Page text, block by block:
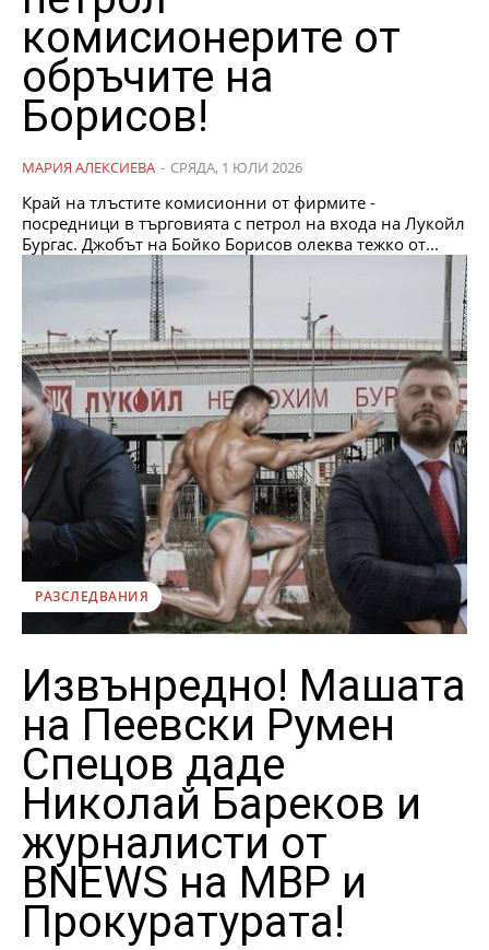
комисионерите от
обръчите на
Борисов!
МАРИЯ АЛЕКСИЕВА - СРЯДА, 1 ЮЛИ 2026
Край на тлъстите комисионни от фирмите -
посредници в търговията с петрол на входа на Лукойл
Бургас. Джобът на Бойко Борисов олеква тежко от...
РАЗСЛЕДВАНИЯ
Извънредно! Машата
на Пеевски Румен
Спецов даде
Николай Бареков и
журналисти от
BNEWS на МВР и
Прокуратурата!